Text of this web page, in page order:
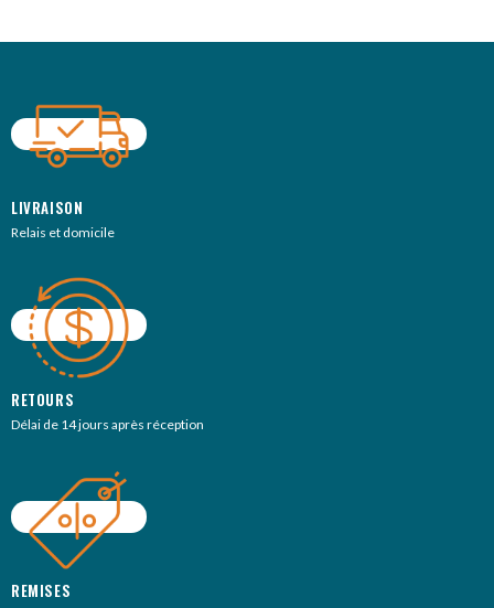
LIVRAISON
Relais et domicile
RETOURS
Délai de 14 jours après réception
REMISES